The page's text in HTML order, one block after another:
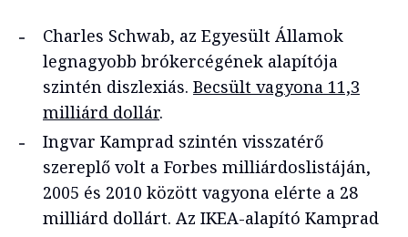
Charles Schwab, az Egyesült Államok
legnagyobb brókercégének alapítója
szintén diszlexiás. Becsült vagyona 11,3
milliárd dollár.
Ingvar Kamprad szintén visszatérő
szereplő volt a Forbes milliárdoslistáján,
2005 és 2010 között vagyona elérte a 28
milliárd dollárt. Az IKEA-alapító Kamprad